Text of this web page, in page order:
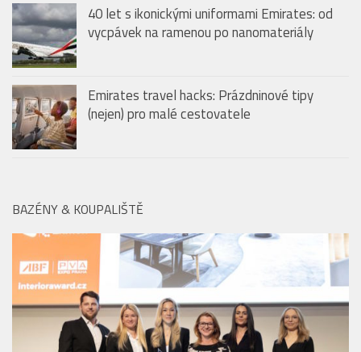
40 let s ikonickými uniformami Emirates: od
vycpávek na ramenou po nanomateriály
Emirates travel hacks: Prázdninové tipy
(nejen) pro malé cestovatele
BAZÉNY & KOUPALIŠTĚ